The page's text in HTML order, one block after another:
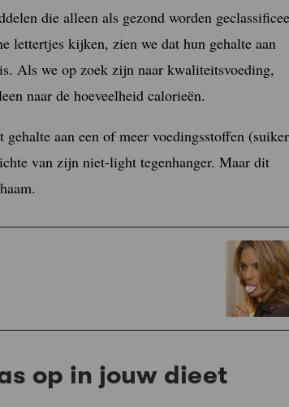
die alleen als gezond worden
lettertjes kijken, zien we dat hun gehalte aan
Als we op zoek zijn naar kwaliteitsvoeding,
naar de hoeveelheid calorieën.
aan een of meer voedingsstoffen (suiker
van zijn niet-light tegenhanger. Maar dit
op in jouw dieet